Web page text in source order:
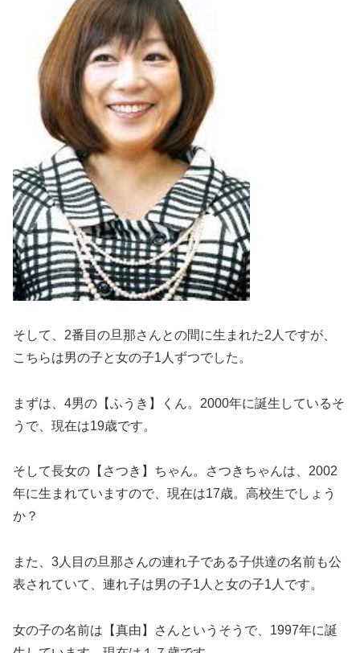
そして、2番目の旦那さんとの間に生まれた2人ですが、
こちらは男の子と女の子1人ずつでした。
まずは、4男の【ふうき】くん。2000年に誕生しているそ
うで、現在は19歳です。
そして長女の【さつき】ちゃん。さつきちゃんは、2002
年に生まれていますので、現在は17歳。高校生でしょう
か？
また、3人目の旦那さんの連れ子である子供達の名前も公
表されていて、連れ子は男の子1人と女の子1人です。
女の子の名前は【真由】さんというそうで、1997年に誕